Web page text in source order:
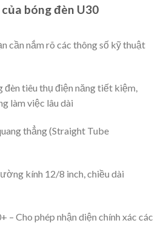
bóng đèn U30
cần nắm rõ các thông số kỹ thuật
đèn tiêu thụ điện năng tiết kiệm,
làm việc lâu dài
thẳng (Straight Tube
kính 12/8 inch, chiều dài
– Cho phép nhận diện chính xác các